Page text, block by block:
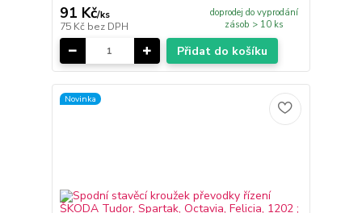
91 Kč/ks
75 Kč bez DPH
doprodej do vyprodání
zásob > 10 ks
Přidat do košíku
Novinka